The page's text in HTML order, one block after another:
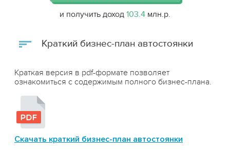
и получить доход 103.4 млн.р.
Краткий бизнес-план автостоянки
Краткая версия в pdf-формате позволяет
ознакомиться с содержимым полного бизнес-плана.
Скачать краткий бизнес-план автостоянки